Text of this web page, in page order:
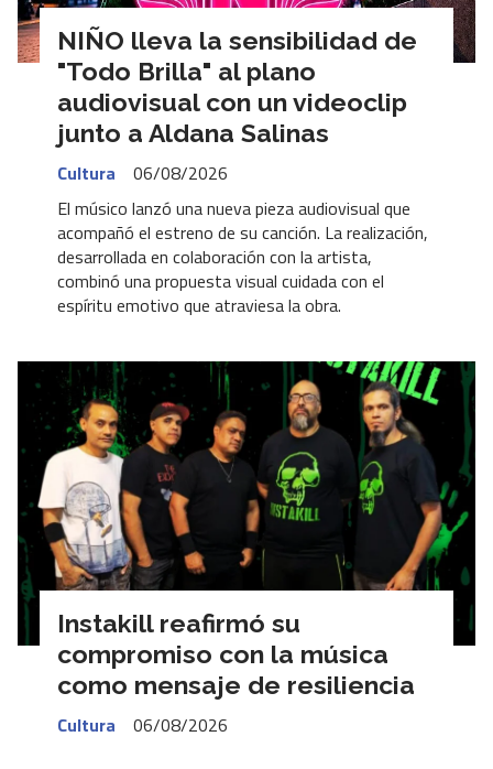
NIÑO lleva la sensibilidad de
"Todo Brilla" al plano
audiovisual con un videoclip
junto a Aldana Salinas
Cultura
06/08/2026
El músico lanzó una nueva pieza audiovisual que
acompañó el estreno de su canción. La realización,
desarrollada en colaboración con la artista,
combinó una propuesta visual cuidada con el
espíritu emotivo que atraviesa la obra.
Instakill reafirmó su
compromiso con la música
como mensaje de resiliencia
Cultura 06/08/2026